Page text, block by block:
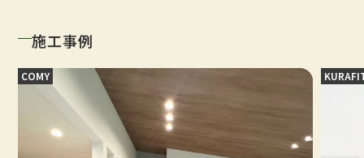
施工事例
COMY